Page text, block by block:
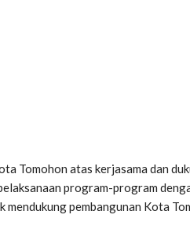
Tomohon atas kerjasama dan
program-program
pembangunan Kota